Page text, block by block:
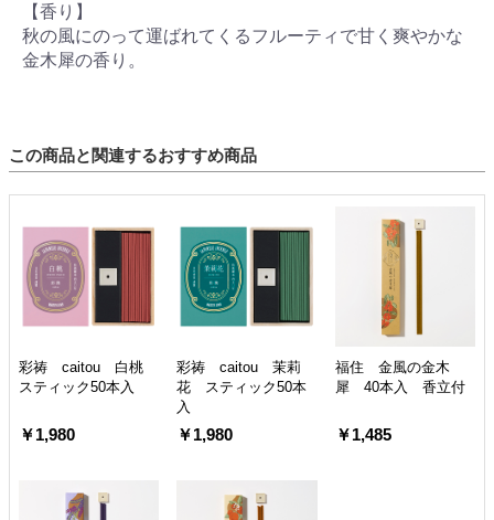
【香り】
秋の風にのって運ばれてくるフルーティで甘く爽やかな
金木犀の香り。
この商品と関連するおすすめ商品
彩祷 caitou 白桃
スティック50本入
￥1,980
彩祷 caitou 茉莉
花 スティック50本
入
￥1,980
福住 金風の金木
犀 40本入 香立付
￥1,485